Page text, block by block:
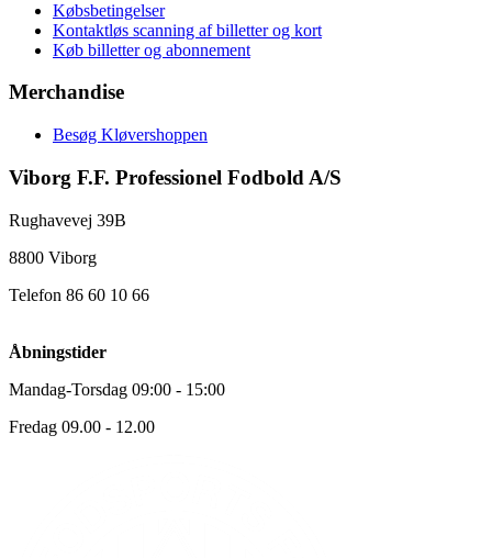
Købsbetingelser
Kontaktløs scanning af billetter og kort
Køb billetter og abonnement
Merchandise
Besøg Kløvershoppen
Viborg F.F. Professionel Fodbold A/S
Rughavevej 39B
8800 Viborg
Telefon 86 60 10 66
Åbningstider
Mandag-Torsdag 09:00 - 15:00
Fredag 09.00 - 12.00